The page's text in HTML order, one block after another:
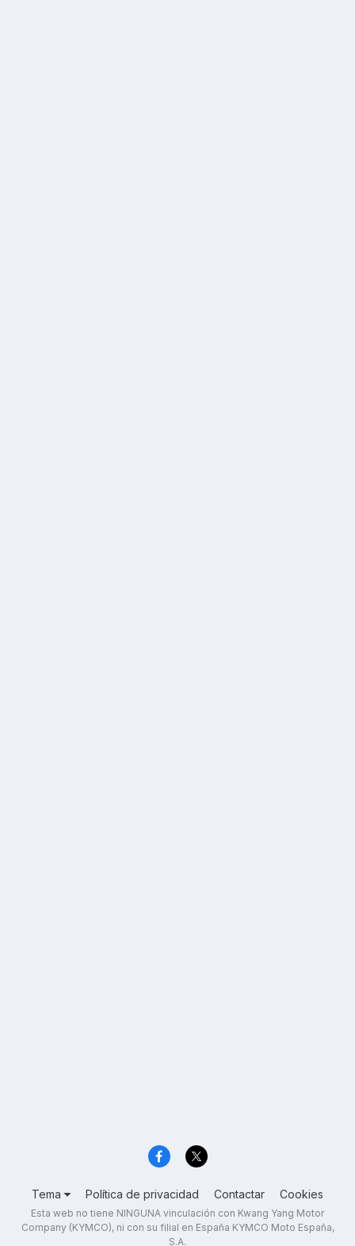
Tema Política de privacidad Contactar Cookies
Esta web no tiene NINGUNA vinculación con Kwang Yang Motor
Company (KYMCO), ni con su filial en España KYMCO Moto España,
S.A.